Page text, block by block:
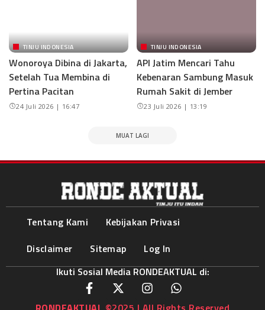
TINJU INDONESIA
Wonoroya Dibina di Jakarta,
Setelah Tua Membina di
Pertina Pacitan
24 Juli 2026 | 16:47
TINJU INDONESIA
API Jatim Mencari Tahu
Kebenaran Sambung Masuk
Rumah Sakit di Jember
23 Juli 2026 | 13:19
MUAT LAGI
Tentang Kami
Kebijakan Privasi
Disclaimer
Sitemap
Log In
Ikuti Sosial Media RONDEAKTUAL di: